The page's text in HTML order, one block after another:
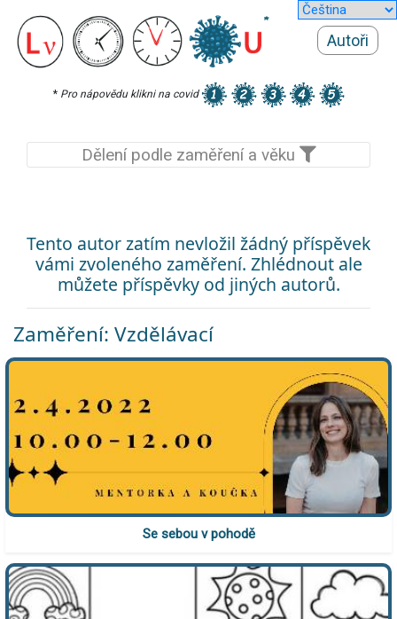
Autoři
* Pro nápovědu klikni na covid
Dělení podle zaměření a věku
Tento autor zatím nevložil žádný příspěvek
vámi zvoleného zaměření. Zhlédnout ale
můžete příspěvky od jiných autorů.
Zaměření: Vzdělávací
Se sebou v pohodě